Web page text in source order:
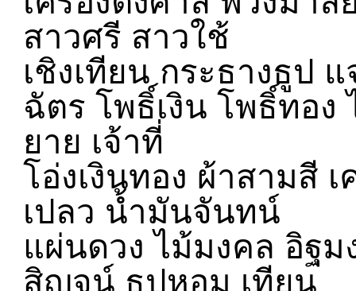
สาวศรี สาวใช้
เชิงเทียน กระธางธูป
ฉัตร โพธิ์เงิน โพธิ์ทอง
ยาย เจ้าที่
โอ่งเงินทอง ผ้าสามสี
เปลว น้ำมันจันทน์
แผ่นดวง ไม้มงคล อิฐ
สิญจน์ ธูปหอม เทียน